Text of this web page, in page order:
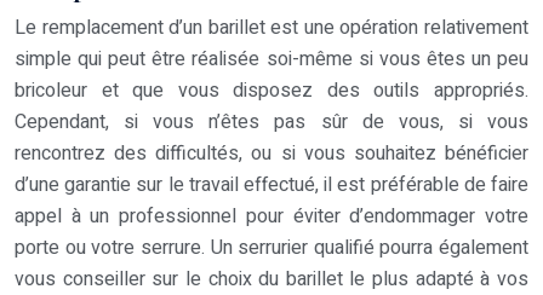
Le remplacement d’un barillet est une opération relativement
simple qui peut être réalisée soi-même si vous êtes un peu
bricoleur et que vous disposez des outils appropriés.
Cependant, si vous n’êtes pas sûr de vous, si vous
rencontrez des difficultés, ou si vous souhaitez bénéficier
d’une garantie sur le travail effectué, il est préférable de faire
appel à un professionnel pour éviter d’endommager votre
porte ou votre serrure. Un serrurier qualifié pourra également
vous conseiller sur le choix du barillet le plus adapté à vos